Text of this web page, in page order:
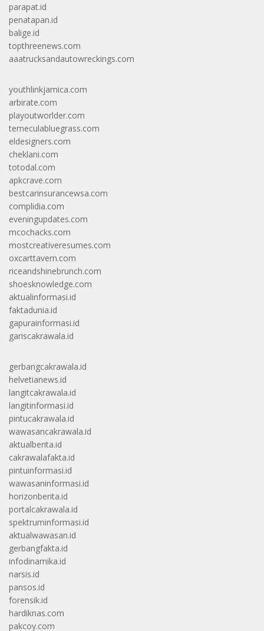
parapat.id
penatapan.id
balige.id
topthreenews.com
aaatrucksandautowreckings.com
youthlinkjamica.com
arbirate.com
playoutworlder.com
temeculabluegrass.com
eldesigners.com
cheklani.com
totodal.com
apkcrave.com
bestcarinsurancewsa.com
complidia.com
eveningupdates.com
mcochacks.com
mostcreativeresumes.com
oxcarttavern.com
riceandshinebrunch.com
shoesknowledge.com
aktualinformasi.id
faktadunia.id
gapurainformasi.id
gariscakrawala.id
gerbangcakrawala.id
helvetianews.id
langitcakrawala.id
langitinformasi.id
pintucakrawala.id
wawasancakrawala.id
aktualberita.id
cakrawalafakta.id
pintuinformasi.id
wawasaninformasi.id
horizonberita.id
portalcakrawala.id
spektruminformasi.id
aktualwawasan.id
gerbangfakta.id
infodinamika.id
narsis.id
pansos.id
forensik.id
hardiknas.com
pakcoy.com